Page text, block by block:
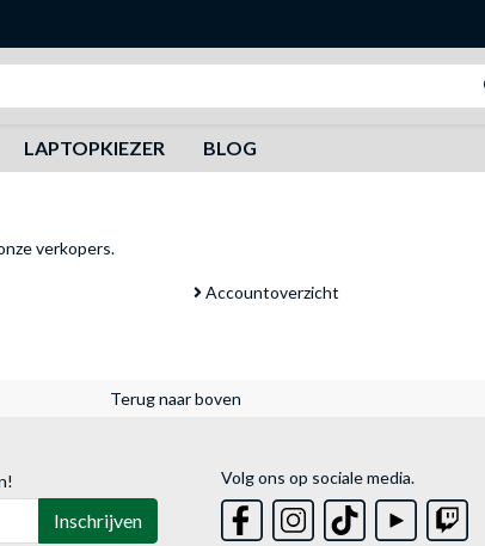
LAPTOPKIEZER BLOG
verkopers.
Accountoverzicht
Terug naar boven
Inschrijven
Volg ons op sociale media.